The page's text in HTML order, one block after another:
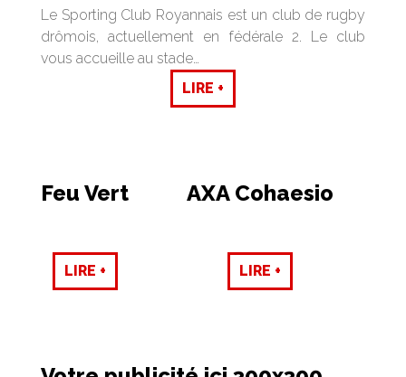
Le Sporting Club Royannais est un club de rugby
drômois, actuellement en fédérale 2. Le club
vous accueille au stade…
LIRE +
Feu Vert
LIRE +
AXA Cohaesio
LIRE +